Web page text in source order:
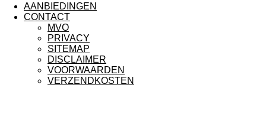
AANBIEDINGEN
CONTACT
MVO
PRIVACY
SITEMAP
DISCLAIMER
VOORWAARDEN
VERZENDKOSTEN